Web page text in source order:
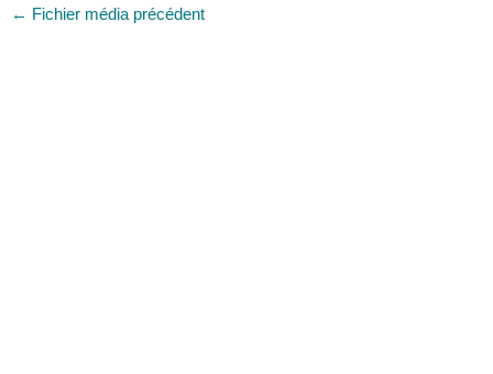
← Fichier média précédent